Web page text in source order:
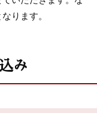
ります。
み